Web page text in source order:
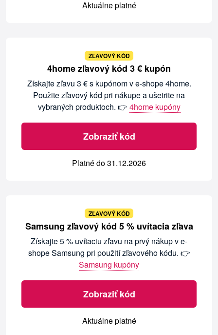
Aktuálne platné
ZĽAVOVÝ KÓD
4home zľavový kód 3 € kupón
Získajte zľavu 3 € s kupónom v e-shope 4home.
Použite zľavový kód pri nákupe a ušetrite na
vybraných produktoch. 👉 4home kupóny
Zobraziť kód
Platné do 31.12.2026
ZĽAVOVÝ KÓD
Samsung zľavový kód 5 % uvítacia zľava
Získajte 5 % uvítaciu zľavu na prvý nákup v e-
shope Samsung pri použití zľavového kódu. 👉
Samsung kupóny
Zobraziť kód
Aktuálne platné